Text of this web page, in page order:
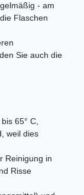
- am
Flaschen
Sie auch die
65° C,
weil dies
Reinigung in
Risse